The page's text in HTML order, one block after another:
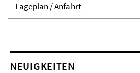
Lageplan / Anfahrt
NEUIGKEITEN